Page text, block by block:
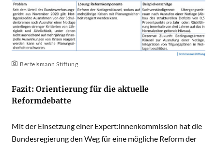
Bertelsmann Stiftung
Fazit: Orientierung für die aktuelle
Reformdebatte
Mit der Einsetzung einer Expert:innenkommission hat die
Bundesregierung den Weg für eine mögliche Reform der